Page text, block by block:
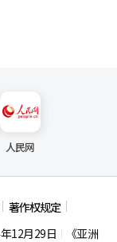
人民网
著作权规定
12月29日 《亚洲